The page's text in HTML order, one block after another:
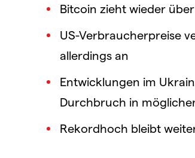
Bitcoin zieht wieder
US-Verbraucherpreise
allerdings an
Entwicklungen im
Durchbruch in
Rekordhoch bleibt